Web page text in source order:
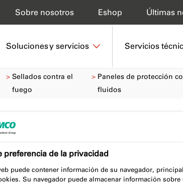
Soluciones y servicios Servicios
Sobre nosotros Eshop Últimas
el
redes de
Sellados contra el
fuego
Paneles de protección
fluidos
preferencia de la privacidad
puede contener información de su navegador,
Su navegador puede almacenar información sobre